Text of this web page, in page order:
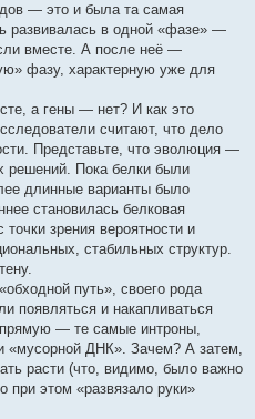
— это и была та самая
развивалась в одной «фазе» —
вместе. А после неё —
фазу, характерную уже для
а гены — нет? И как это
считают, что дело
Представьте, что эволюция —
решений. Пока белки были
длинные варианты было
становилась белковая
зрения вероятности и
стабильных структур.
путь», своего рода
появляться и накапливаться
— те самые интроны,
«мусорной ДНК». Зачем? А затем,
расти (что, видимо, было важно
при этом «развязало руки»